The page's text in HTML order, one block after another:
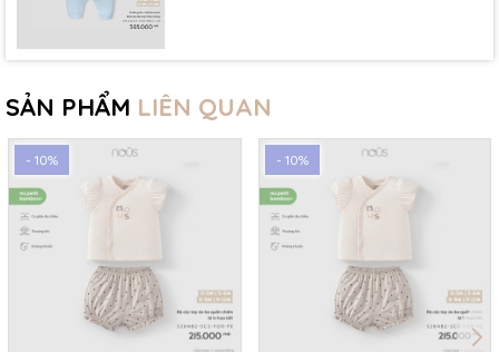
SẢN PHẨM LIÊN QUAN
- 10% - 10%